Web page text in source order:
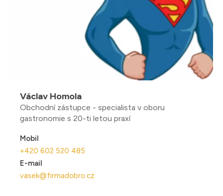
Václav Homola
Obchodní zástupce - specialista v oboru
gastronomie s 20-ti letou praxí
Mobil
+420 602 520 485
E-mail
vasek@firmadobro.cz